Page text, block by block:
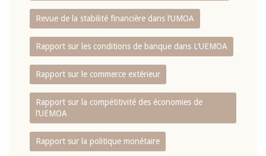
Revue de la stabilité financière dans l‘UMOA
Rapport sur les conditions de banque dans L‘UEMOA
Rapport sur le commerce extérieur
Rapport sur la compétitivité des économies de
l‘UEMOA
Rapport sur la politique monétaire